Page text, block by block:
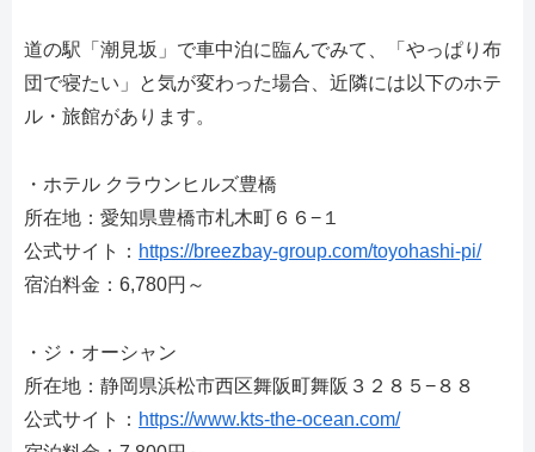
道の駅「潮見坂」で車中泊に臨んでみて、「やっぱり布
団で寝たい」と気が変わった場合、近隣には以下のホテ
ル・旅館があります。
・ホテル クラウンヒルズ豊橋
所在地：愛知県豊橋市札木町６６−１
公式サイト： https://breezbay-group.com/toyohashi-pi/
宿泊料金：6,780円～
・ジ・オーシャン
所在地：静岡県浜松市西区舞阪町舞阪３２８５−８８
公式サイト： https://www.kts-the-ocean.com/